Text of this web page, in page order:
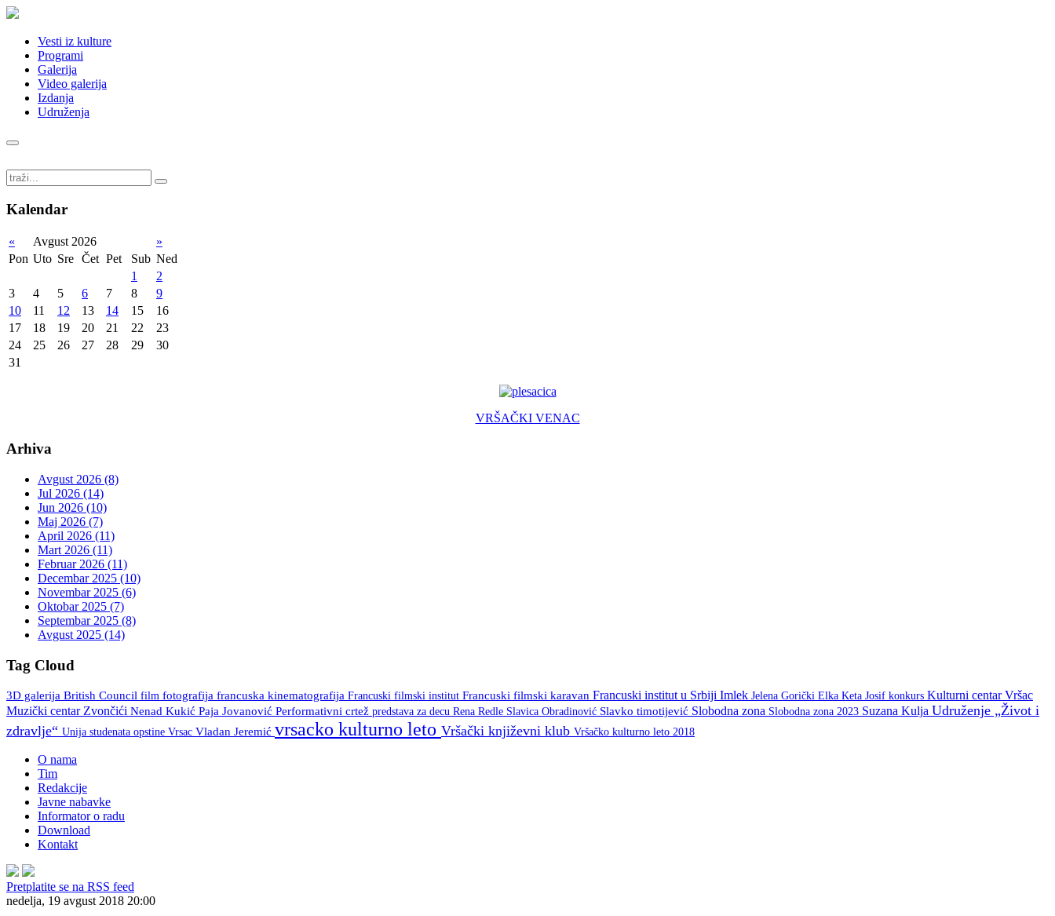
Vesti iz kulture
Programi
Galerija
Video galerija
Izdanja
Udruženja
Kalendar
« Avgust 2026
»
Pon Uto Sre Čet Pet Sub Ned
1
2
3
4 5 6 7 8
9
10
11 12 13 14 15
16
17
18 19 20 21 22
23
24
25 26 27 28 29
30
31
VRŠAČKI VENAC
Arhiva
Avgust 2026 (8)
Jul 2026 (14)
Jun 2026 (10)
Maj 2026 (7)
April 2026 (11)
Mart 2026 (11)
Februar 2026 (11)
Decembar 2025 (10)
Novembar 2025 (6)
Oktobar 2025 (7)
Septembar 2025 (8)
Avgust 2025 (14)
Tag Cloud
3D galerija British Council film fotografija francuska kinematografija Francuski filmski institut Francuski filmski karavan Francuski institut u Srbiji Imlek Jelena Gorički Elka Keta Josif konkurs Kulturni centar Vršac
Muzički centar Zvončići Nenad Kukić Paja Jovanović Performativni crtež predstava za decu Rena Redle Slavica Obradinović Slavko timotijević Slobodna zona Slobodna zona 2023 Suzana Kulja Udruženje „Život i
zdravlje“ Unija studenata opstine Vrsac Vladan Jeremić vrsacko kulturno leto Vršački književni klub Vršačko kulturno leto 2018
O nama
Tim
Redakcije
Javne nabavke
Informator o radu
Download
Kontakt
Pretplatite se na RSS feed
nedelja, 19 avgust 2018 20:00
DATUM
ITALIJE
film+izložba
vojske
ITALIJE
Italijanski
film+izložba
Dom
vojske
Muzički
8.8.
Italijanski
film+izložba
¬DANI
ITALIJE
Italijanski
film+izložba
Kavandoli”
Dom
vojske
ITALIJE
Italijanska
izložba film+
“Živeo
Kavandoli”
¬Koncert